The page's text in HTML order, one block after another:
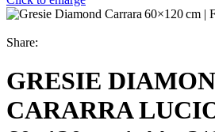
Share:
GRESIE
CARARRA